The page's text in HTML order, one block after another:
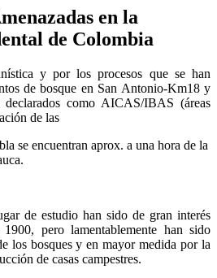
en la
de Colombia
y por los procesos que se han
de bosque en San Antonio-Km18 y
como AICAS/IBAS (áreas
de las
se encuentran aprox. a una hora de la
de estudio han sido de gran interés
pero lamentablemente han sido
los bosques y en mayor medida por la
de casas campestres.